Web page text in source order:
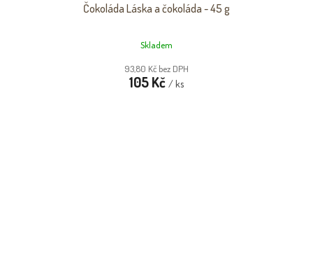
Čokoláda Láska a čokoláda - 45 g
Skladem
93,80 Kč bez DPH
105 Kč / ks